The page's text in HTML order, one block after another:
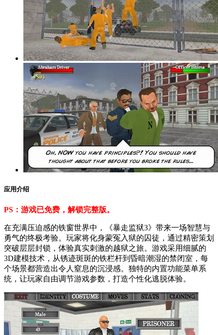
应用介绍
PS：游戏已免费，解锁完整版。
在充满压迫感的铁窗世界中，《暴走监狱3》带来一场智慧与
勇气的终极考验。玩家将化身蒙冤入狱的囚徒，通过精密策划
突破层层封锁，体验真实刺激的越狱之旅。游戏采用细腻的
3D建模技术，从锈迹斑斑的铁栏杆到昏暗潮湿的禁闭室，每
个场景都营造出令人窒息的沉浸感。独特的内置功能菜单系
统，让玩家自由调节游戏参数，打造个性化逃脱体验。